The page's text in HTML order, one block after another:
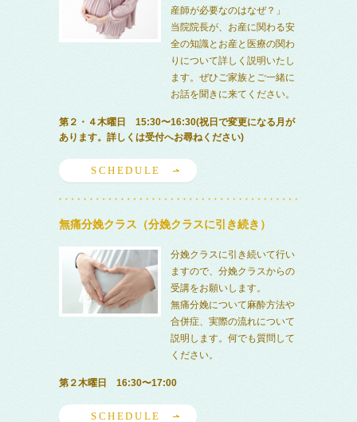
産師が必要なのはなぜ？」
当院院長が、お産に関わる安
全の知識とお産と医療の関わ
りについて詳しく説明いたし
ます。ぜひご家族とご一緒に
お話を聞きに来てください。
第２・４木曜日 15:30〜16:30(祝日で変更になる月が
あります。詳しくは受付へお尋ねください)
SCHEDULE
無痛分娩クラス（分娩クラスに引き続き）
分娩クラスに引き続いて行い
ますので、分娩クラスからの
受講をお願いします。
無痛分娩について麻酔方法や
合併症、実際の流れについて
説明します。何でも質問して
ください。
第２木曜日 16:30〜17:00
SCHEDULE